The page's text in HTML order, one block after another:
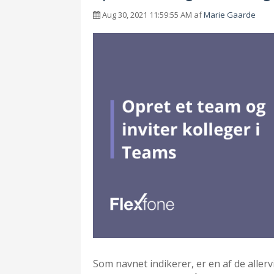
Aug 30, 2021 11:59:55 AM afMarie Gaarde
Som navnet indikerer, er en af de